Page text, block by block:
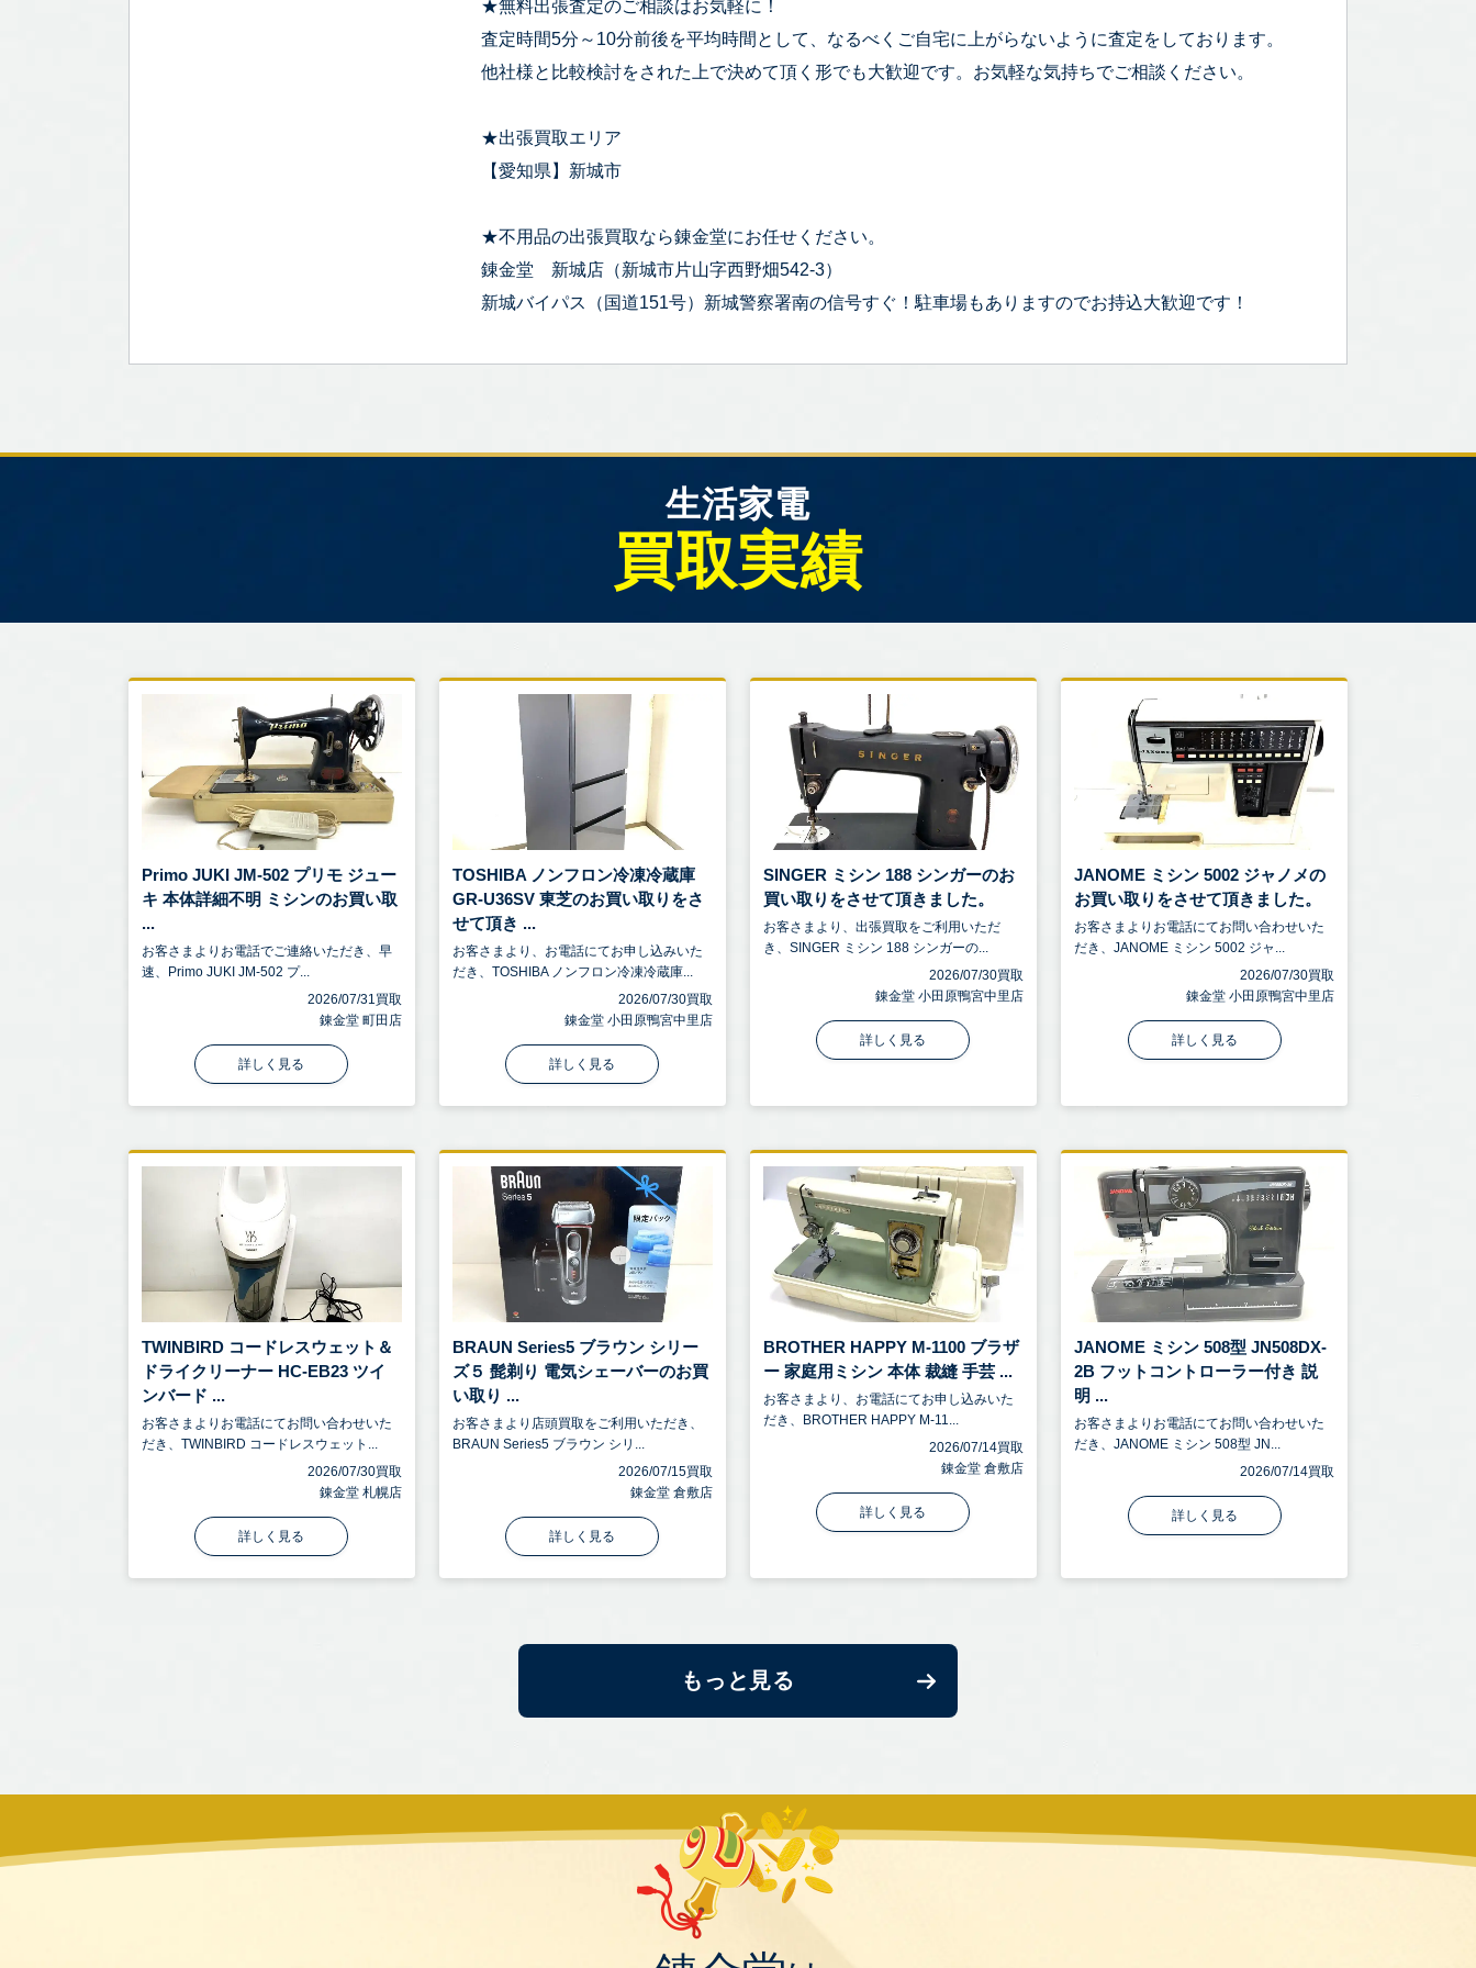
★無料出張査定のご相談はお気軽に！
査定時間5分～10分前後を平均時間として、なるべくご自宅に上がらないように査定をしております。
他社様と比較検討をされた上で決めて頂く形でも大歓迎です。お気軽な気持ちでご相談ください。
★出張買取エリア
【愛知県】新城市
★不用品の出張買取なら錬金堂にお任せください。
錬金堂 新城店（新城市片山字西野畑542-3）
新城バイパス（国道151号）新城警察署南の信号すぐ！駐車場もありますのでお持込大歓迎です！
生活家電
買取実績
Primo JUKI JM-502 プリモ ジュー
キ 本体詳細不明 ミシンのお買い取
...
お客さまよりお電話でご連絡いただき、早
速、Primo JUKI JM-502 プ...
2026/07/31買取
錬金堂 町田店
詳しく見る
TOSHIBA ノンフロン冷凍冷蔵庫
GR-U36SV 東芝のお買い取りをさ
せて頂き ...
お客さまより、お電話にてお申し込みいた
だき、TOSHIBA ノンフロン冷凍冷蔵庫...
2026/07/30買取
錬金堂 小田原鴨宮中里店
詳しく見る
SINGER ミシン 188 シンガーのお
買い取りをさせて頂きました。
お客さまより、出張買取をご利用いただ
き、SINGER ミシン 188 シンガーの...
2026/07/30買取
錬金堂 小田原鴨宮中里店
詳しく見る
JANOME ミシン 5002 ジャノメの
お買い取りをさせて頂きました。
お客さまよりお電話にてお問い合わせいた
だき、JANOME ミシン 5002 ジャ...
2026/07/30買取
錬金堂 小田原鴨宮中里店
詳しく見る
TWINBIRD コードレスウェット＆
ドライクリーナー HC-EB23 ツイ
ンバード ...
お客さまよりお電話にてお問い合わせいた
だき、TWINBIRD コードレスウェット...
2026/07/30買取
錬金堂 札幌店
詳しく見る
BRAUN Series5 ブラウン シリー
ズ５ 髭剃り 電気シェーバーのお買
い取り ...
お客さまより店頭買取をご利用いただき、
BRAUN Series5 ブラウン シリ...
2026/07/15買取
錬金堂 倉敷店
詳しく見る
BROTHER HAPPY M-1100 ブラザ
ー 家庭用ミシン 本体 裁縫 手芸 ...
お客さまより、お電話にてお申し込みいた
だき、BROTHER HAPPY M-11...
2026/07/14買取
錬金堂 倉敷店
詳しく見る
JANOME ミシン 508型 JN508DX-
2B フットコントローラー付き 説
明 ...
お客さまよりお電話にてお問い合わせいた
だき、JANOME ミシン 508型 JN...
2026/07/14買取
詳しく見る
もっと見る